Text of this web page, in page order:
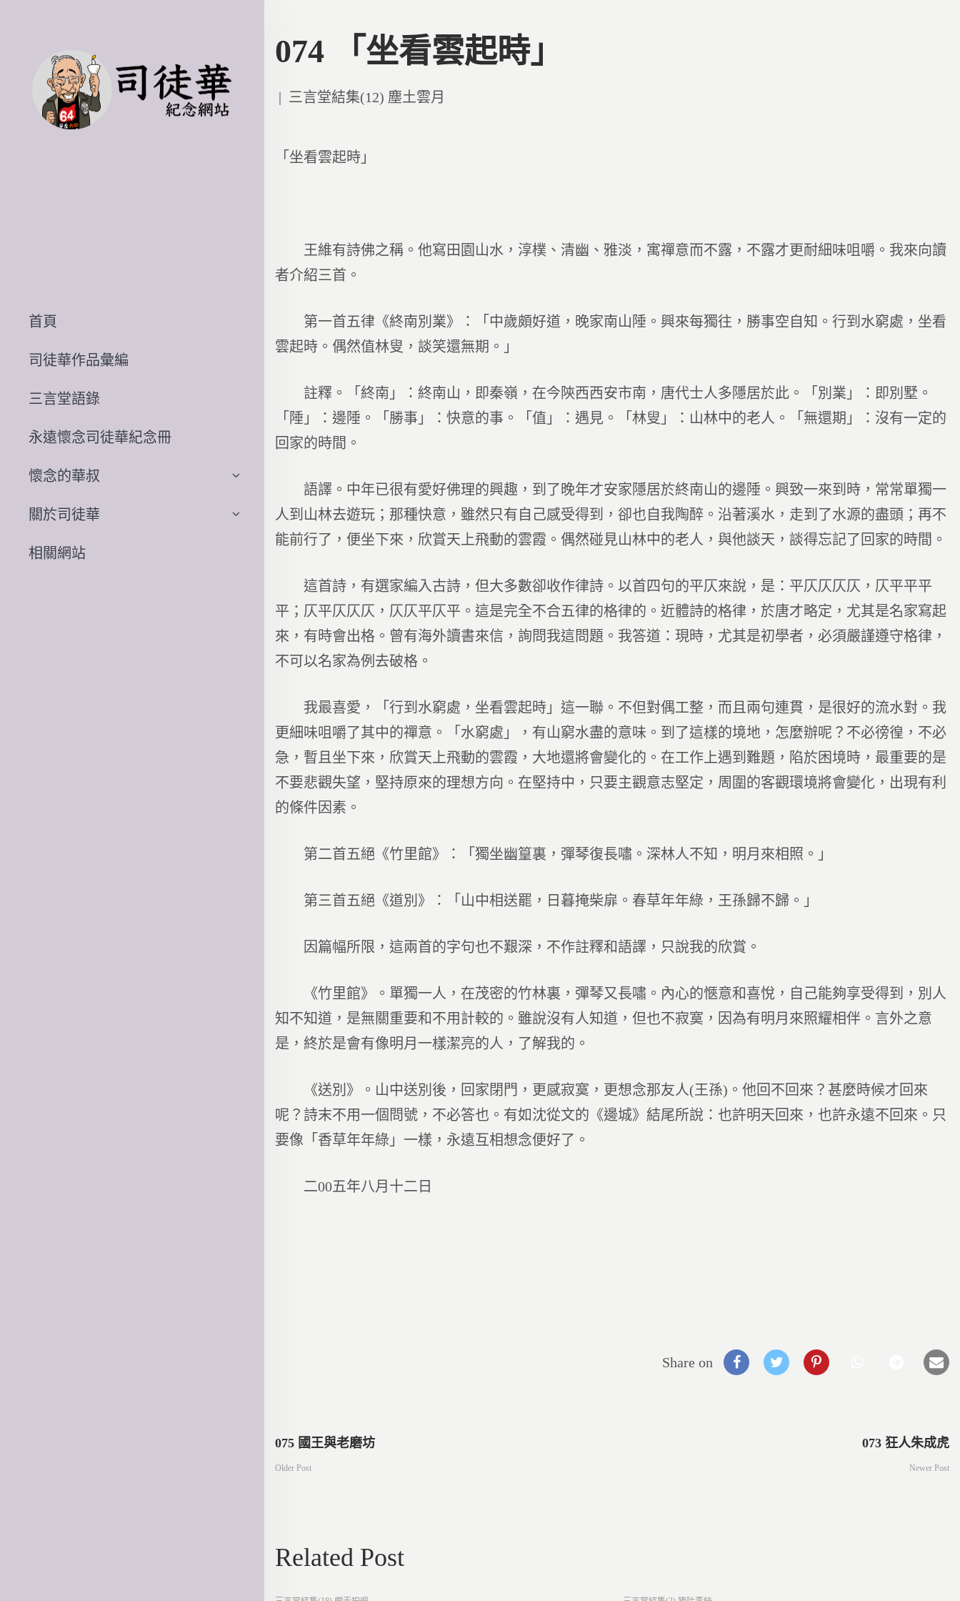
首頁
司徒華作品彙編
三言堂語錄
永遠懷念司徒華紀念冊
懷念的華叔
關於司徒華
相關網站
074 「坐看雲起時」
Posted
三言堂結集(12) 塵土雲月
「坐看雲起時」
王維有詩佛之稱。他寫田園山水，淳樸、清幽、雅淡，寓禪意而不露，不露才更耐細味咀嚼。我來向讀
者介紹三首。
第一首五律《終南別業》：「中歲頗好道，晚家南山陲。興來每獨往，勝事空自知。行到水窮處，坐看
雲起時。偶然值林叟，談笑還無期。」
註釋。「終南」：終南山，即秦嶺，在今陝西西安市南，唐代士人多隱居於此。「別業」：即別墅。
「陲」：邊陲。「勝事」：快意的事。「值」：遇見。「林叟」：山林中的老人。「無還期」：沒有一定的
回家的時間。
語譯。中年已很有愛好佛理的興趣，到了晚年才安家隱居於終南山的邊陲。興致一來到時，常常單獨一
人到山林去遊玩；那種快意，雖然只有自己感受得到，卻也自我陶醉。沿著溪水，走到了水源的盡頭；再不
能前行了，便坐下來，欣賞天上飛動的雲霞。偶然碰見山林中的老人，與他談天，談得忘記了回家的時間。
這首詩，有選家編入古詩，但大多數卻收作律詩。以首四句的平仄來說，是：平仄仄仄仄，仄平平平
平；仄平仄仄仄，仄仄平仄平。這是完全不合五律的格律的。近體詩的格律，於唐才略定，尤其是名家寫起
來，有時會出格。曾有海外讀書來信，詢問我這問題。我答道：現時，尤其是初學者，必須嚴謹遵守格律，
不可以名家為例去破格。
我最喜愛，「行到水窮處，坐看雲起時」這一聯。不但對偶工整，而且兩句連貫，是很好的流水對。我
更細味咀嚼了其中的禪意。「水窮處」，有山窮水盡的意味。到了這樣的境地，怎麼辦呢？不必徬徨，不必
急，暫且坐下來，欣賞天上飛動的雲霞，大地還將會變化的。在工作上遇到難題，陷於困境時，最重要的是
不要悲觀失望，堅持原來的理想方向。在堅持中，只要主觀意志堅定，周圍的客觀環境將會變化，出現有利
的條件因素。
第二首五絕《竹里館》：「獨坐幽篁裏，彈琴復長嘯。深林人不知，明月來相照。」
第三首五絕《道別》：「山中相送罷，日暮掩柴扉。春草年年綠，王孫歸不歸。」
因篇幅所限，這兩首的字句也不艱深，不作註釋和語譯，只說我的欣賞。
《竹里館》。單獨一人，在茂密的竹林裏，彈琴又長嘯。內心的愜意和喜悅，自己能夠享受得到，別人
知不知道，是無關重要和不用計較的。雖說沒有人知道，但也不寂寞，因為有明月來照耀相伴。言外之意
是，終於是會有像明月一樣潔亮的人，了解我的。
《送別》。山中送別後，回家閉門，更感寂寞，更想念那友人(王孫)。他回不回來？甚麼時候才回來
呢？詩末不用一個問號，不必答也。有如沈從文的《邊城》結尾所說：也許明天回來，也許永遠不回來。只
要像「香草年年綠」一樣，永遠互相想念便好了。
二00五年八月十二日
Share on
文
導
覽
075 國王與老磨坊
Older Post
073 狂人朱成虎
Newer Post
Related Post